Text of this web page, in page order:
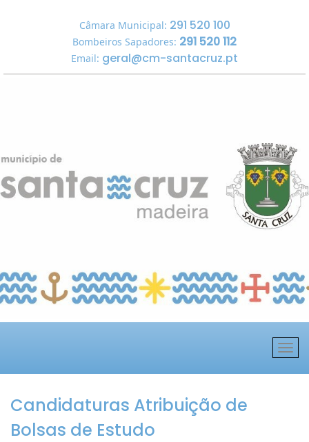
Câmara Municipal: 291 520 100
Bombeiros Sapadores: 291 520 112
Email: geral@cm-santacruz.pt
Candidaturas Atribuição de
Bolsas de Estudo